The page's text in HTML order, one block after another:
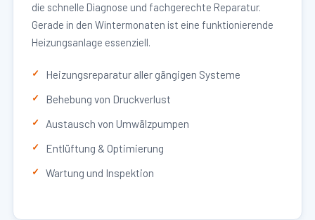
die schnelle Diagnose und fachgerechte Reparatur.
Gerade in den Wintermonaten ist eine funktionierende
Heizungsanlage essenziell.
Heizungsreparatur aller gängigen Systeme
Behebung von Druckverlust
Austausch von Umwälzpumpen
Entlüftung & Optimierung
Wartung und Inspektion